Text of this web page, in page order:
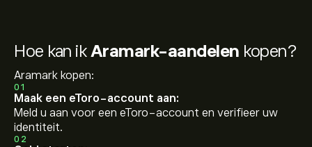
Hoe kan ik Aramark-aandelen kopen?
Aramark kopen:
01
Maak een eToro-account aan:
Meld u aan voor een eToro-account en verifieer uw
identiteit.
02